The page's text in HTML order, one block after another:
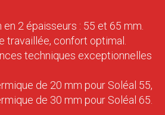
en 2 épaisseurs : 55 et 65 mm.
travaillée, confort optimal.
techniques exceptionnelles
de 20 mm pour Soléal 55,
de 30 mm pour Soléal 65.